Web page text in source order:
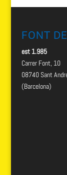
FONT
est 1.985
Carrer Font, 10
08740 Sant
(Barcelona)